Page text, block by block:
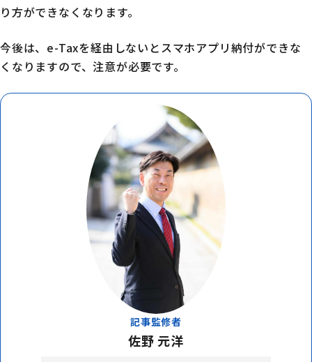
り方ができなくなります。
今後は、e-Taxを経由しないとスマホアプリ納付ができな
くなりますので、注意が必要です。
記事監修者
佐野 元洋